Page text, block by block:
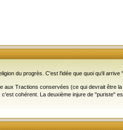
du progrès. C'est l'idée que quoi qu'il
aux Tractions conservées (ce qui devrait être
cohérent. La deuxième injure de "puriste"